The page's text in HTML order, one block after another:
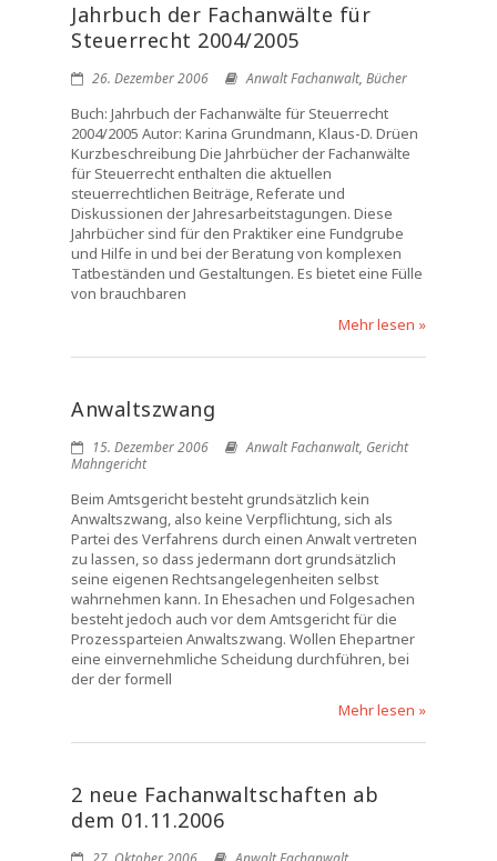
Jahrbuch der Fachanwälte für
Steuerrecht 2004/2005
26. Dezember 2006 Anwalt Fachanwalt, Bücher
Buch: Jahrbuch der Fachanwälte für Steuerrecht
2004/2005 Autor: Karina Grundmann, Klaus-D. Drüen
Kurzbeschreibung Die Jahrbücher der Fachanwälte
für Steuerrecht enthalten die aktuellen
steuerrechtlichen Beiträge, Referate und
Diskussionen der Jahresarbeitstagungen. Diese
Jahrbücher sind für den Praktiker eine Fundgrube
und Hilfe in und bei der Beratung von komplexen
Tatbeständen und Gestaltungen. Es bietet eine Fülle
von brauchbaren
Mehr lesen »
Anwaltszwang
15. Dezember 2006 Anwalt Fachanwalt, Gericht
Mahngericht
Beim Amtsgericht besteht grundsätzlich kein
Anwaltszwang, also keine Verpflichtung, sich als
Partei des Verfahrens durch einen Anwalt vertreten
zu lassen, so dass jedermann dort grundsätzlich
seine eigenen Rechtsangelegenheiten selbst
wahrnehmen kann. In Ehesachen und Folgesachen
besteht jedoch auch vor dem Amtsgericht für die
Prozessparteien Anwaltszwang. Wollen Ehepartner
eine einvernehmliche Scheidung durchführen, bei
der der formell
Mehr lesen »
2 neue Fachanwaltschaften ab
dem 01.11.2006